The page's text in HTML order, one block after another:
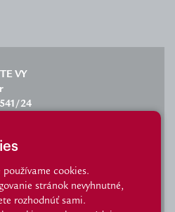
cookies.
stránok nevyhnutné,
rozhodnúť sami.
VY
24